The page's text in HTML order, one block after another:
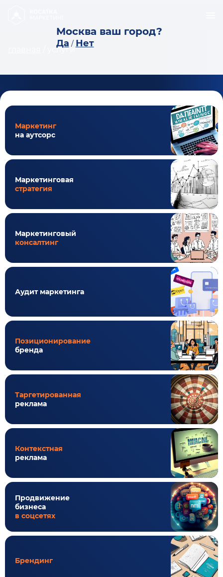
Москва ваш город?
Да / Нет
услуги
Маркетинг
на аутсорс
Маркетинговая
стратегия
Маркетинговый
консалтинг
Аудит маркетинга
Позиционирование
бренда
Таргетированная
реклама
Контекстная
реклама
Продвижение
бизнеса
в соцсетях
Брендинг